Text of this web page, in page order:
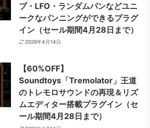
プ・LFO・ランダムパンなどユニ
ークなパンニングができるプラグ
イン（セール期間4月28日まで）
2026年4月14日
【60%OFF】
Soundtoys「Tremolator」王道
のトレモロサウンドの再現＆リズ
ムエディター搭載プラグイン（セ
ール期間4月28日まで）